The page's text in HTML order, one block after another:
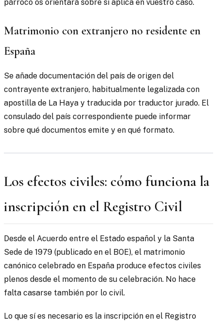
párroco os orientará sobre si aplica en vuestro caso.
Matrimonio con extranjero no residente en
España
Se añade documentación del país de origen del
contrayente extranjero, habitualmente legalizada con
apostilla de La Haya y traducida por traductor jurado. El
consulado del país correspondiente puede informar
sobre qué documentos emite y en qué formato.
Los efectos civiles: cómo funciona la
inscripción en el Registro Civil
Desde el Acuerdo entre el Estado español y la Santa
Sede de 1979 (publicado en el BOE), el matrimonio
canónico celebrado en España produce efectos civiles
plenos desde el momento de su celebración. No hace
falta casarse también por lo civil.
Lo que sí es necesario es la inscripción en el Registro